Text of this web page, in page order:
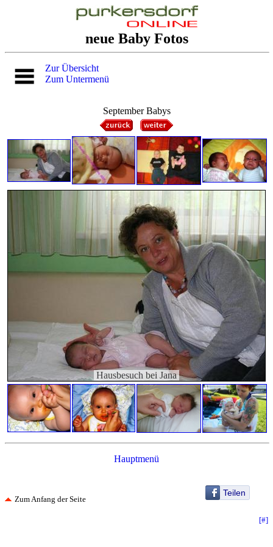
neue Baby Fotos
Zur Übersicht
Zum Untermenü
September Babys
Hausbesuch bei Jana
Hauptmenü
Teilen
Zum Anfang der Seite
[#]